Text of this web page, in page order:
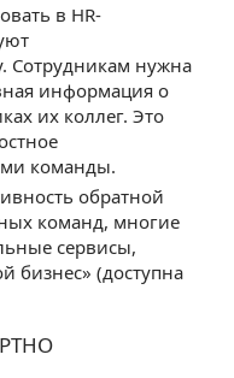
в HR-
Сотрудникам нужна
информация о
их коллег. Это
команды.
обратной
команд, многие
сервисы,
бизнес» (доступна